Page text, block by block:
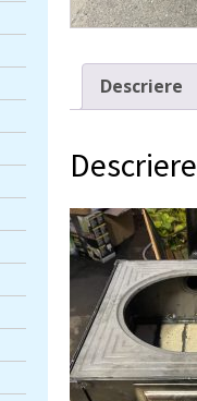
Descriere
Descriere